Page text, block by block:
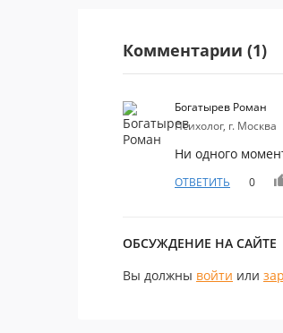
Комментарии (1)
Богатырев Роман
Психолог, г. Москва
Ни одного
ОТВЕТИТЬ 0
ОБСУЖДЕНИЕ НА САЙТЕ
Вы должны войти или